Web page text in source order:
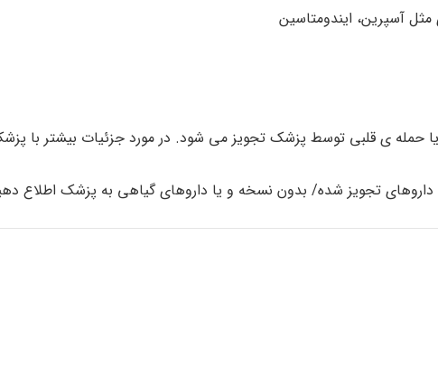
آسپرین، ایندومتاسین
حمله ی قلبی توسط پزشک تجویز می شود. در مورد جزئیات بیشتر با
داروهای تجویز شده/ بدون نسخه و یا داروهای گیاهی به پزشک اطلاع